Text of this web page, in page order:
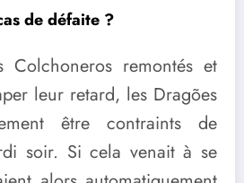
de défaite ?
remontés et
leur retard, les Dragões
être contraints de
soir. Si cela venait à se